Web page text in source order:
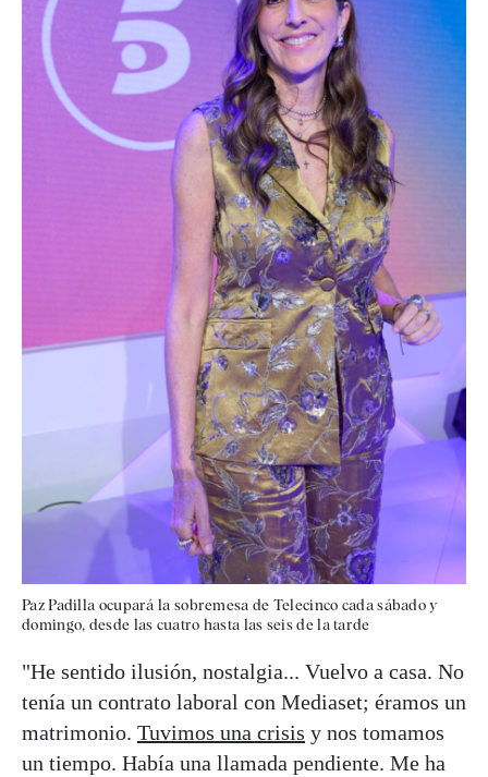
Paz Padilla ocupará la sobremesa de Telecinco cada sábado y
domingo, desde las cuatro hasta las seis de la tarde
"He sentido ilusión, nostalgia... Vuelvo a casa. No
tenía un contrato laboral con Mediaset; éramos un
matrimonio. Tuvimos una crisis y nos tomamos
un tiempo. Había una llamada pendiente. Me ha